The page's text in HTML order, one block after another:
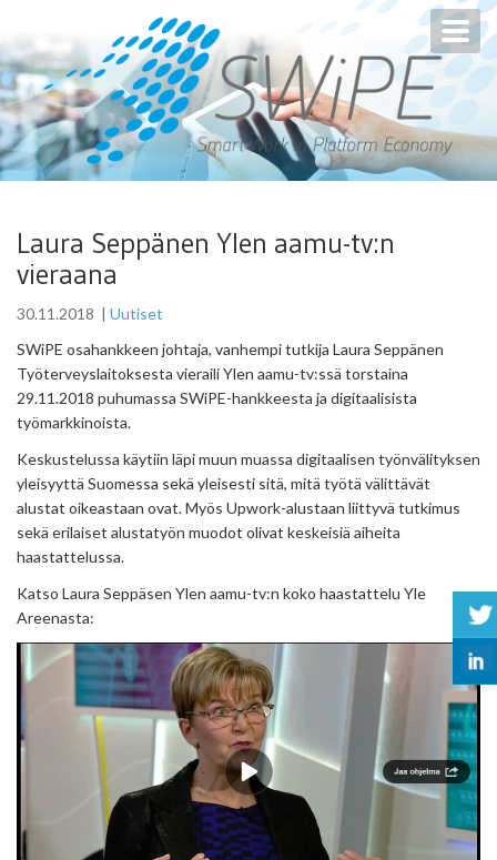
Laura Seppänen Ylen aamu-tv:n
vieraana
30.11.2018 | Uutiset
SWiPE osahankkeen johtaja, vanhempi tutkija Laura Seppänen
Työterveyslaitoksesta vieraili Ylen aamu-tv:ssä torstaina
29.11.2018 puhumassa SWiPE-hankkeesta ja digitaalisista
työmarkkinoista.
Keskustelussa käytiin läpi muun muassa digitaalisen työnvälityksen
yleisyyttä Suomessa sekä yleisesti sitä, mitä työtä välittävät
alustat oikeastaan ovat. Myös Upwork-alustaan liittyvä tutkimus
sekä erilaiset alustatyön muodot olivat keskeisiä aiheita
haastattelussa.
Katso Laura Seppäsen Ylen aamu-tv:n koko haastattelu Yle
Areenasta: